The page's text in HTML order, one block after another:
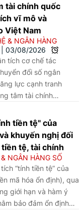
tài chính quốc
vĩ mô và
Việt Nam
& NGÂN HÀNG
03/08/2026
tích cơ chế tác
đổi số ngân
lực cạnh tranh
tâm tài chính
phân tích so
(QCA) trên một
tại châu Á -
là Singapore,
Tokyo, Thượng
Sydney. Khung
diện ba yếu tố
và năng suất
tiền tệ" của
khuyến nghị đối
tệ, tài chính
NGÂN HÀNG SỐ
“tính tiền tệ” của
mã hóa ổn định), qua
giới hạn và hàm ý
bảo đảm ổn định